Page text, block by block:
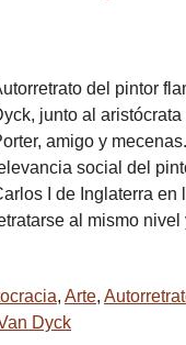
del pintor
junto al
amigo y
social del
I de Inglaterra en
al mismo nivel
, Arte,
Dyck